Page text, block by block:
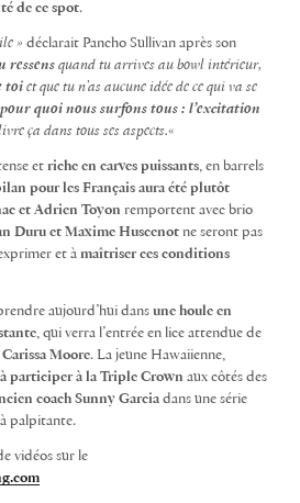
de ce spot.
» déclarait Pancho Sullivan après son
ressens quand tu arrives au bowl intérieur,
toi et que tu n’as aucune idée de ce qui va se
pour quoi nous surfons tous : l’excitation
ça dans tous ses aspects.«
et riche en carves puissants, en barrels
pour les Français aura été plutôt
et Adrien Toyon remportent avec brio
Duru et Maxime Huscenot ne seront pas
et à maîtriser ces conditions
aujourd’hui dans une houle en
, qui verra l’entrée en lice attendue de
Carissa Moore. La jeune Hawaiienne,
participer à la Triple Crown aux côtés des
coach Sunny Garcia dans une série
palpitante.
vidéos sur le